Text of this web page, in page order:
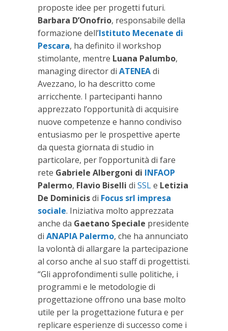
proposte idee per progetti futuri.
Barbara D’Onofrio, responsabile della
formazione dell’Istituto Mecenate di
Pescara, ha definito il workshop
stimolante, mentre Luana Palumbo,
managing director di ATENEAdi
Avezzano, lo ha descritto come
arricchente. I partecipanti hanno
apprezzato l’opportunità di acquisire
nuove competenze e hanno condiviso
entusiasmo per le prospettive aperte
da questa giornata di studio in
particolare, per l’opportunità di fare
rete Gabriele Albergoni di INFAOP
Palermo, Flavio Biselli di SSLe Letizia
De Dominicisdi Focus srl impresa
sociale. Iniziativa molto apprezzata
anche da Gaetano Speciale presidente
di ANAPIA Palermo, che ha annunciato
la volontà di allargare la partecipazione
al corso anche al suo staff di progettisti.
“Gli approfondimenti sulle politiche, i
programmi e le metodologie di
progettazione offrono una base molto
utile per la progettazione futura e per
replicare esperienze di successo come i